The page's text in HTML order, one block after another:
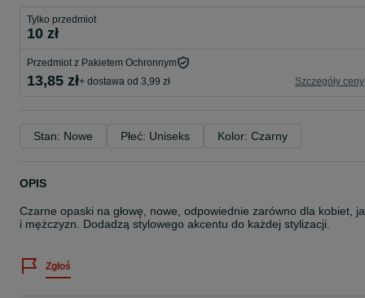
Tylko przedmiot
10 zł
Przedmiot z Pakietem Ochronnym
13,85 zł+ dostawa od 3,99 zł Szczegóły ceny
Stan: Nowe Płeć: Uniseks Kolor: Czarny
OPIS
Czarne opaski na głowę, nowe, odpowiednie zarówno dla kobiet,
i mężczyzn. Dodadzą stylowego akcentu do każdej stylizacji.
Zgłoś